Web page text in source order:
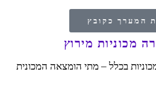
המערך כקובץ
מכוניות מירוץ
בכלל – מתי הומצאה המכונית